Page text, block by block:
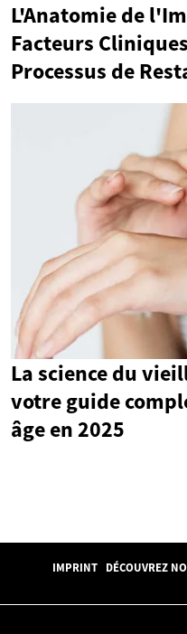
L'Anatomie de
Facteurs
Processus de
La science du
votre guide
âge en 2025
IMPRINT DÉCOUVREZ